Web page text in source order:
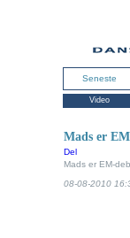
Seneste
Video
Mads er
Del
Mads er EM-
08-08-2010